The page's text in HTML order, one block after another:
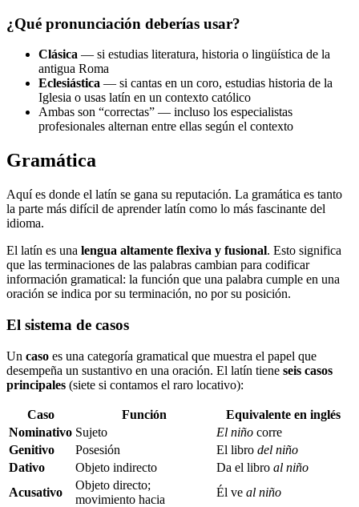
¿Qué pronunciación deberías usar?
Clásica — si estudias literatura, historia o lingüística de la
antigua Roma
Eclesiástica — si cantas en un coro, estudias historia de la
Iglesia o usas latín en un contexto católico
Ambas son “correctas” — incluso los especialistas
profesionales alternan entre ellas según el contexto
Gramática
Aquí es donde el latín se gana su reputación. La gramática es tanto
la parte más difícil de aprender latín como lo más fascinante del
idioma.
El latín es una lengua altamente flexiva y fusional. Esto significa
que las terminaciones de las palabras cambian para codificar
información gramatical: la función que una palabra cumple en una
oración se indica por su terminación, no por su posición.
El sistema de casos
Un caso es una categoría gramatical que muestra el papel que
desempeña un sustantivo en una oración. El latín tiene seis casos
principales (siete si contamos el raro locativo):
Caso Función
Equivalente en inglés
Nominativo Sujeto El niño corre
Genitivo
Posesión El libro del niño
Dativo
Objeto indirecto Da el libro al niño
Acusativo
Objeto directo;
movimiento hacia
Él ve al niño